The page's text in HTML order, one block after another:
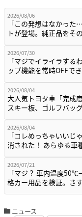
2026/08/06
「この発想はなかっ
トが登場。純正品をそ
2026/07/30
「マジでイライラす
ップ機能を常時OFFで
2026/08/04
大人気トヨタ車「完成
スキー板、ゴルフバッ
2026/08/04
「コレめっちゃいいじ
消された！ あらゆる車
2026/07/21
「マジ？ 車内温度
格カー用品を検証。さ
ニュース